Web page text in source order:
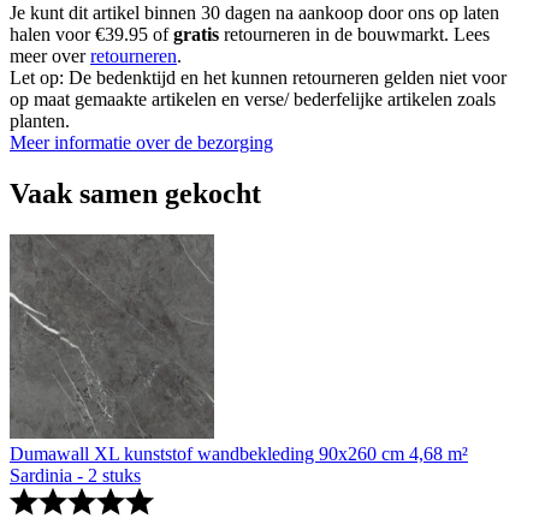
Je kunt dit artikel binnen 30 dagen na aankoop door ons op laten
halen voor €39.95 ofgratis retourneren in de bouwmarkt. Lees
meer overretourneren.
Let op: De bedenktijd en het kunnen retourneren gelden niet voor
op maat gemaakte artikelen en verse/ bederfelijke artikelen zoals
planten.
Meer informatie over de bezorging
Vaak samen gekocht
Dumawall XL kunststof wandbekleding 90x260 cm 4,68 m²
Sardinia - 2 stuks